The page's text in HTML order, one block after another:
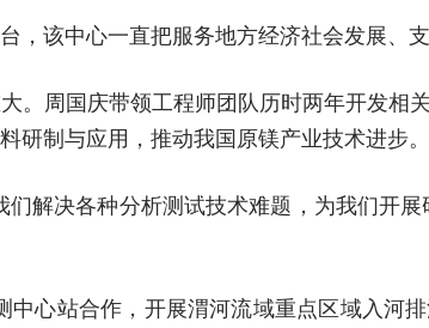
，该中心一直把服务地方经济社会发展、
。周国庆带领工程师团队历时两年开发相
研制与应用，推动我国原镁产业技术进步。
解决各种分析测试技术难题，为我们开
心站合作，开展渭河流域重点区域入河